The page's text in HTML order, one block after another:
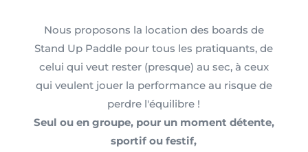
Nous proposons la location des boards de
Stand Up Paddle pour tous les pratiquants, de
celui qui veut rester (presque) au sec, à ceux
qui veulent jouer la performance au risque de
perdre l'équilibre !
Seul ou en groupe, pour un moment détente,
sportif ou festif,